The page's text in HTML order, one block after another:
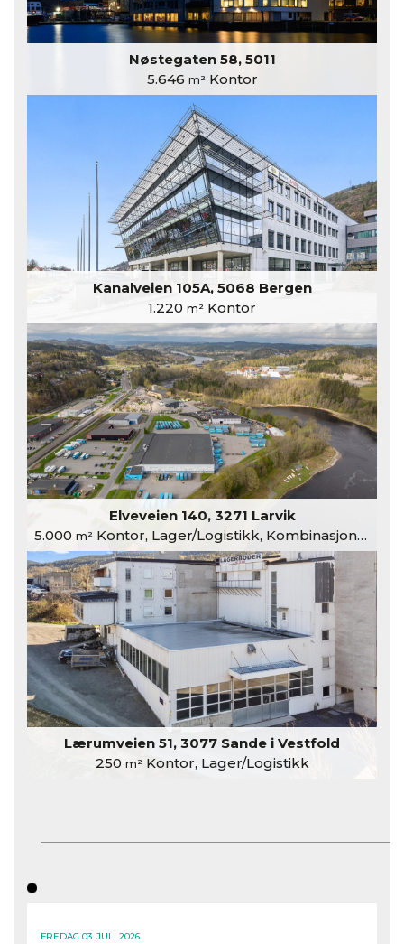
Nøstegaten 58, 5011
5.646 m²Kontor
Kanalveien 105A, 5068 Bergen
1.220 m² Kontor
Elveveien 140, 3271 Larvik
5.000 m²Kontor, Lager/Logistikk, Kombinasjonslokaler
Lærumveien 51, 3077 Sande i Vestfold
250 m²Kontor, Lager/Logistikk
FREDAG 03. JULI 2026